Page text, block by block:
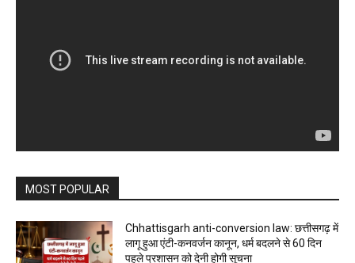
MOST POPULAR
Chhattisgarh anti-conversion law: छत्तीसगढ़ में
लागू हुआ एंटी-कनवर्जन कानून, धर्म बदलने से 60 दिन
पहले प्रशासन को देनी होगी सूचना